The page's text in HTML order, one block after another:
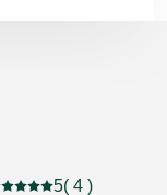
5( 4 )